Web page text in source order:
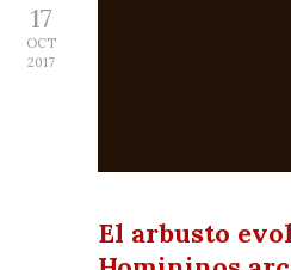
17
OCT
2017
El arbusto